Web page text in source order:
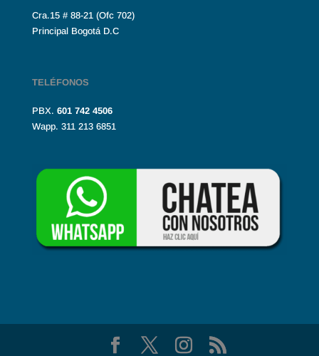
Cra.15 # 88-21 (Ofc 702)
Principal Bogotá D.C
TELÉFONOS
PBX. 601 742 4506
Wapp. 311 213 6851